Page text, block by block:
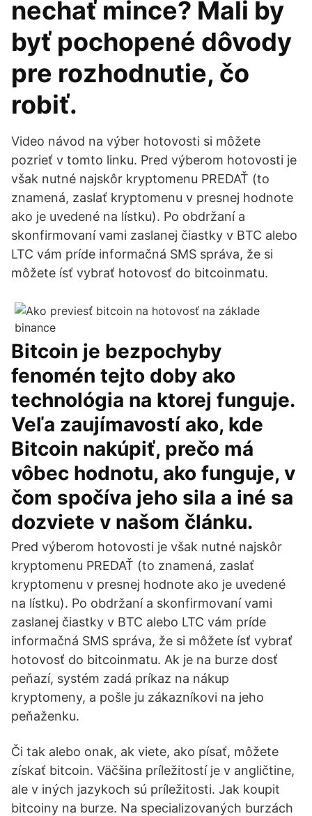
nechať mince? Mali by
byť pochopené dôvody
pre rozhodnutie, čo
robiť.
Video návod na výber hotovosti si môžete
pozrieť v tomto linku. Pred výberom hotovosti je
však nutné najskôr kryptomenu PREDAŤ (to
znamená, zaslať kryptomenu v presnej hodnote
ako je uvedené na lístku). Po obdržaní a
skonfirmovaní vami zaslanej čiastky v BTC alebo
LTC vám príde informačná SMS správa, že si
môžete ísť vybrať hotovosť do bitcoinmatu.
Bitcoin je bezpochyby
fenomén tejto doby ako
technológia na ktorej funguje.
Veľa zaujímavostí ako, kde
Bitcoin nakúpiť, prečo má
vôbec hodnotu, ako funguje, v
čom spočíva jeho sila a iné sa
dozviete v našom článku.
Pred výberom hotovosti je však nutné najskôr
kryptomenu PREDAŤ (to znamená, zaslať
kryptomenu v presnej hodnote ako je uvedené
na lístku). Po obdržaní a skonfirmovaní vami
zaslanej čiastky v BTC alebo LTC vám príde
informačná SMS správa, že si môžete ísť vybrať
hotovosť do bitcoinmatu. Ak je na burze dosť
peňazí, systém zadá príkaz na nákup
kryptomeny, a pošle ju zákazníkovi na jeho
peňaženku.
Či tak alebo onak, ak viete, ako písať, môžete
získať bitcoin. Väčšina príležitostí je v angličtine,
ale v iných jazykoch sú príležitosti. Jak koupit
bitcoiny na burze. Na specializovaných burzách